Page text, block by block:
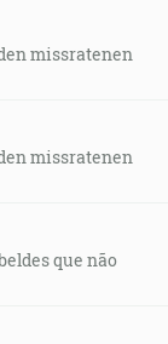
missratenen
missratenen
que não